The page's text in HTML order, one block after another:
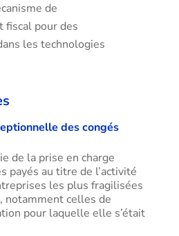
de
fiscal pour des
les technologies
des congés
de la prise en charge
payés au titre de l’activité
les plus fragilisées
notamment celles de
pour laquelle elle s’était